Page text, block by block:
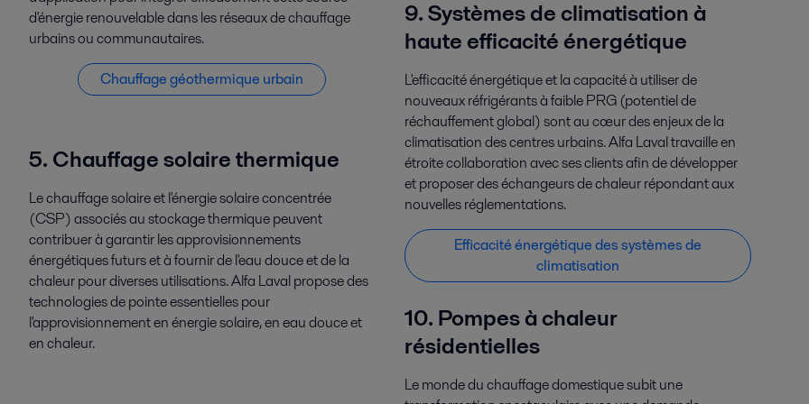
d'énergie renouvelable dans les réseaux de chauffage
urbains ou communautaires.
Chauffage géothermique urbain
5. Chauffage solaire thermique
Le chauffage solaire et l'énergie solaire concentrée
(CSP) associés au stockage thermique peuvent
contribuer à garantir les approvisionnements
énergétiques futurs et à fournir de l'eau douce et de la
chaleur pour diverses utilisations. Alfa Laval propose des
technologies de pointe essentielles pour
l'approvisionnement en énergie solaire, en eau douce et
en chaleur.
9. Systèmes de climatisation à
haute efficacité énergétique
L'efficacité énergétique et la capacité à utiliser de
nouveaux réfrigérants à faible PRG (potentiel de
réchauffement global) sont au cœur des enjeux de la
climatisation des centres urbains. Alfa Laval travaille en
étroite collaboration avec ses clients afin de développer
et proposer des échangeurs de chaleur répondant aux
nouvelles réglementations.
Efficacité énergétique des systèmes de
climatisation
10. Pompes à chaleur
résidentielles
Le monde du chauffage domestique subit une